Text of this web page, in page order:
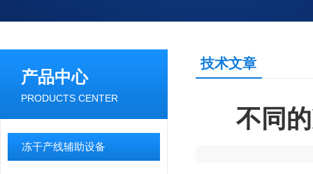
产品中心
PRODUCTS CENTER
冻干产线辅助设备
技术文章
不同